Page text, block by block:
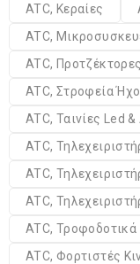
ATC, Κεραίες
ATC,
ATC,
ATC, Στροφεία
ATC, Ταινίες Led
ATC,
ATC,
ATC,
ATC, Τροφοδοτικά
ATC, Φορτιστές